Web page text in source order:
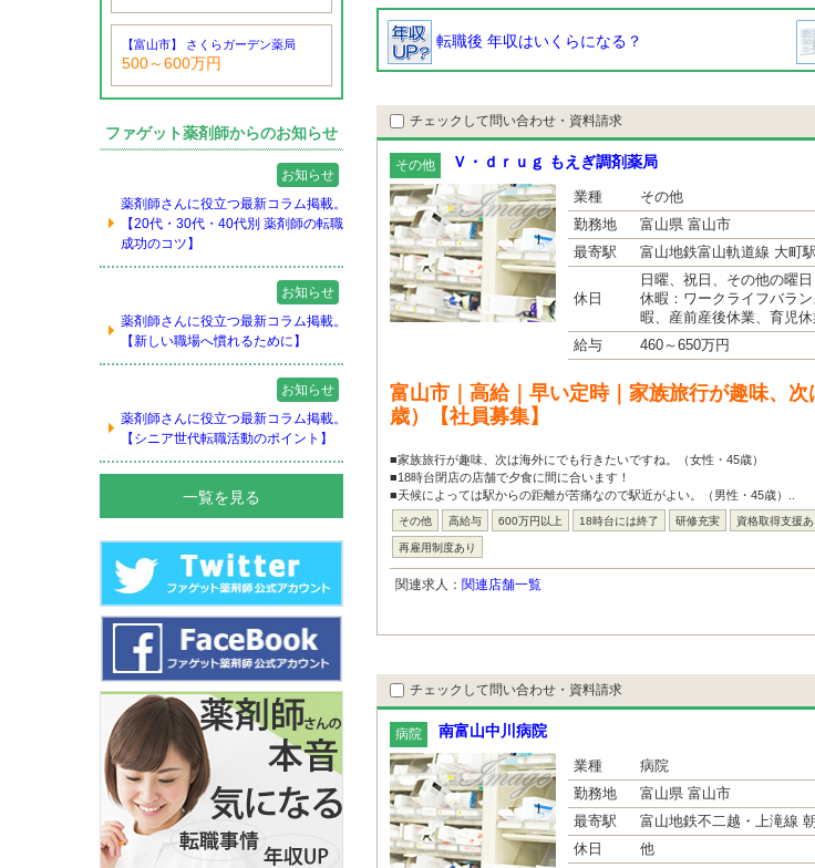
【富山市】 さくらガーデン薬局
500～600万円
ファゲット薬剤師からのお知らせ
お知らせ
薬剤師さんに役立つ最新コラム掲載。
【20代・30代・40代別 薬剤師の転職
成功のコツ】
お知らせ
薬剤師さんに役立つ最新コラム掲載。
【新しい職場へ慣れるために】
お知らせ
薬剤師さんに役立つ最新コラム掲載。
【シニア世代転職活動のポイント】
一覧を見る
転職後 年収はいくらになる？
チェックして問い合わせ・資料請求
その他 Ｖ・ｄｒｕｇ もえぎ調剤薬局
業種
その他
勤務地
富山県 富山市
最寄駅
富山地鉄富山軌道線 大町駅
休日
日曜、祝日、その他の曜
休暇：ワークライフバラ
暇、産前産後休業、育児
給与
460～650万円
富山市｜高給｜早い定時｜家族旅行が趣味、
歳）【社員募集】
■家族旅行が趣味、次は海外にでも行きたいですね。（女性・45歳）
■18時台閉店の店舗で夕食に間に合います！
■天候によっては駅からの距離が苦痛なので駅近がよい。（男性・45歳）..
その他 高給与 600万円以上 18時台には終了 研修充実 資格取得支援あ
再雇用制度あり
関連求人： 関連店舗一覧
チェックして問い合わせ・資料請求
病院 南富山中川病院
業種
病院
勤務地
富山県 富山市
最寄駅
富山地鉄不二越・上滝線
休日
他